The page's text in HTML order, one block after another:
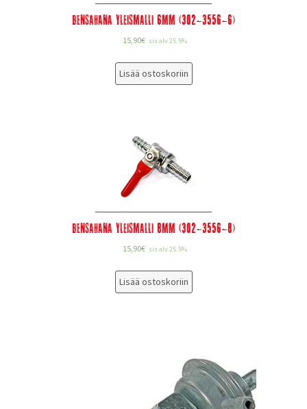
Bensahana yleismalli 6mm (302-3556-6)
15,90€ sis alv 25.5%
Lisää ostoskoriin
Bensahana yleismalli 8mm (302-3556-8)
15,90€ sis alv 25.5%
Lisää ostoskoriin